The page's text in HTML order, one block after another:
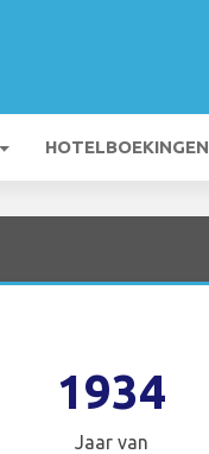
HOTELBOEKINGEN
1934
Jaar van